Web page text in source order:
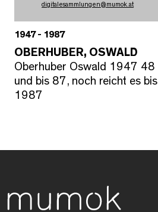
digitalesammlungen@mumok.at
1947 - 1987
OBERHUBER, OSWALD
Oberhuber Oswald 1947 48
und bis 87, noch reicht es bis
1987